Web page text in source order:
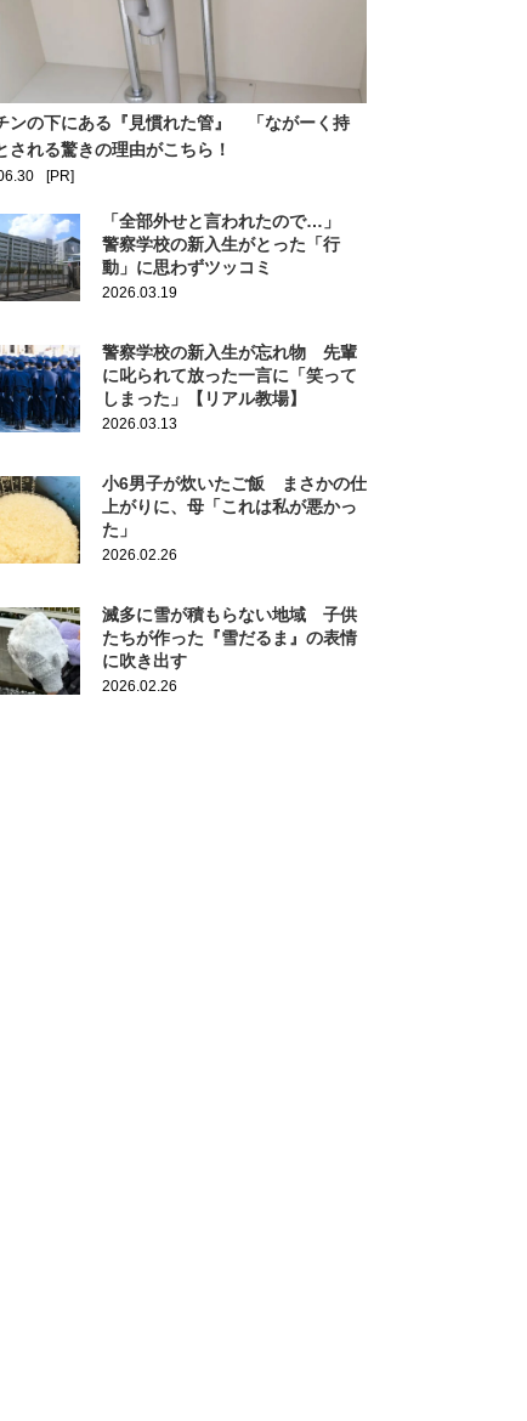
ンの下にある『見慣れた管』 「ながーく持
される驚きの理由がこちら！
[PR]
「全部外せと言われたので…」
警察学校の新入生がとった「行
動」に思わずツッコミ
2026.03.19
警察学校の新入生が忘れ物 先輩
に叱られて放った一言に「笑って
しまった」【リアル教場】
2026.03.13
小6男子が炊いたご飯 まさかの仕
上がりに、母「これは私が悪かっ
た」
2026.02.26
滅多に雪が積もらない地域 子供
たちが作った『雪だるま』の表情
に吹き出す
2026.02.26